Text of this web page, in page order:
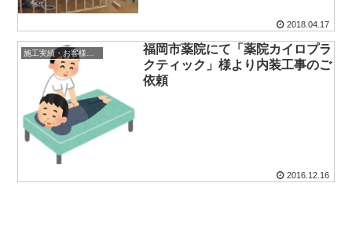
2018.04.17
福岡市薬院にて「薬院カイロプラ
クティック」様より内装工事のご
依頼
2016.12.16